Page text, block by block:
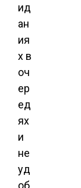
ид
ан
ия
х в
оч
ер
ед
ях
и
не
уд
об